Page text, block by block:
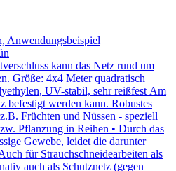
kann das Netz rund um
Größe: 4x4 Meter quadratisch
UV-stabil, sehr reißfest Am
befestigt werden kann. Robustes
Früchten und Nüssen - speziell
Pflanzung in Reihen • Durch das
Gewebe, leidet die darunter
für Strauchschneidearbeiten als
auch als Schutznetz (gegen